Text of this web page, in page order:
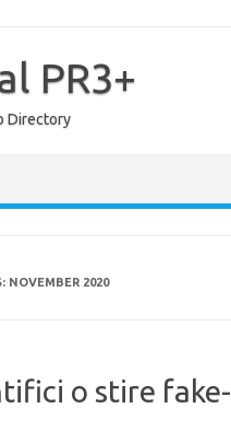
PR3+
Directory
NOVEMBER 2020
o stire